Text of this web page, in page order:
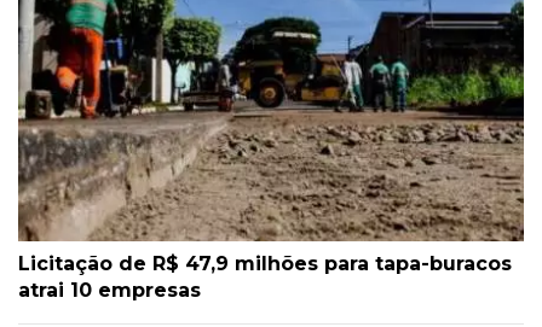
Licitação de R$ 47,9 milhões para tapa-buracos
atrai 10 empresas